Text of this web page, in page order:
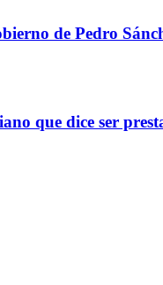
de Pedro
que dice ser